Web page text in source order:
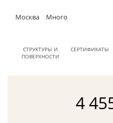
Москва Много
СТРУКТУРЫ И
ПОВЕРХНОСТИ
СЕРТИФИКАТЫ
4